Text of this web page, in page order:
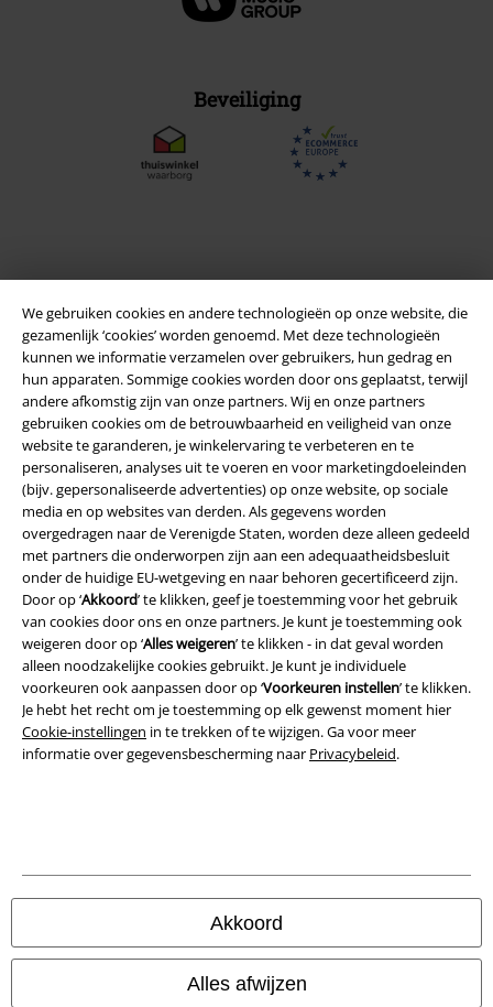
We gebruiken cookies en andere technologieën op onze website, die
gezamenlijk ‘cookies’ worden genoemd. Met deze technologieën
kunnen we informatie verzamelen over gebruikers, hun gedrag en
hun apparaten. Sommige cookies worden door ons geplaatst, terwijl
andere afkomstig zijn van onze partners. Wij en onze partners
gebruiken cookies om de betrouwbaarheid en veiligheid van onze
website te garanderen, je winkelervaring te verbeteren en te
personaliseren, analyses uit te voeren en voor marketingdoeleinden
(bijv. gepersonaliseerde advertenties) op onze website, op sociale
media en op websites van derden. Als gegevens worden
overgedragen naar de Verenigde Staten, worden deze alleen gedeeld
met partners die onderworpen zijn aan een adequaatheidsbesluit
onder de huidige EU-wetgeving en naar behoren gecertificeerd zijn.
Door op ‘Akkoord’ te klikken, geef je toestemming voor het gebruik
van cookies door ons en onze partners. Je kunt je toestemming ook
weigeren door op ‘Alles weigeren’ te klikken - in dat geval worden
alleen noodzakelijke cookies gebruikt. Je kunt je individuele
voorkeuren ook aanpassen door op ‘Voorkeuren instellen’ te klikken.
Je hebt het recht om je toestemming op elk gewenst moment hier
Cookie-instellingen in te trekken of te wijzigen. Ga voor meer
informatie over gegevensbescherming naar Privacybeleid.
Akkoord
Alles afwijzen
Beveiliging
Legal
Algemene Voorwaarden
Bedrijfsgegevens
Privacyverklaring
Verklaring van conformiteit
Informatie over toegankelijkheid
Cookie-instellingen
Annuleer bestelling
Onze online shops